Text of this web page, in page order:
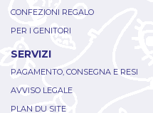
CONFEZIONI REGALO
PER I GENITORI
SERVIZI
PAGAMENTO, CONSEGNA E RESI
AVVISO LEGALE
PLAN DU SITE